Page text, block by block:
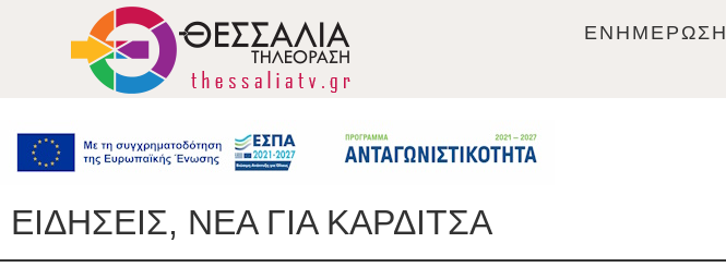
ΕΝΗΜΕΡΩΣΗ
ΕΙΔΗΣΕΙΣ, ΝΕΑ ΓΙΑ ΚΑΡΔΙΤΣΑ